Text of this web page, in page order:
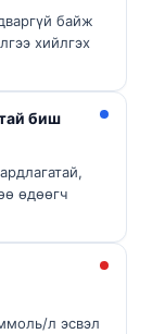
байж
хийлгэх
биш
өдөөгч
л эсвэл